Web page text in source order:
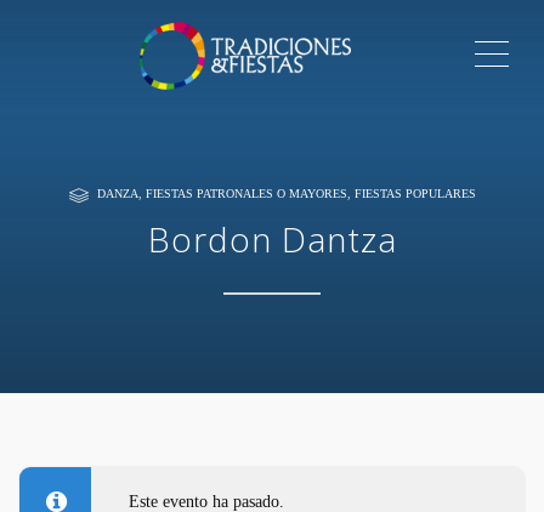
DANZA FIESTAS PATRONALES O MAYORES FIESTAS POPULARES
Bordon Dantza
Este evento ha pasado.